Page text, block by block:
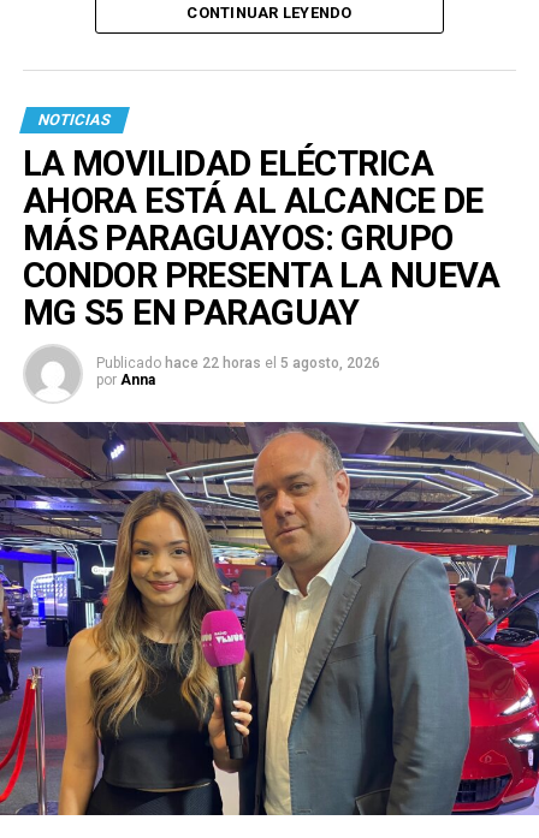
CONTINUAR LEYENDO
NOTICIAS
LA MOVILIDAD ELÉCTRICA
AHORA ESTÁ AL ALCANCE DE
MÁS PARAGUAYOS: GRUPO
CONDOR PRESENTA LA NUEVA
MG S5 EN PARAGUAY
Publicado hace 22 horas el 5 agosto, 2026
por Anna